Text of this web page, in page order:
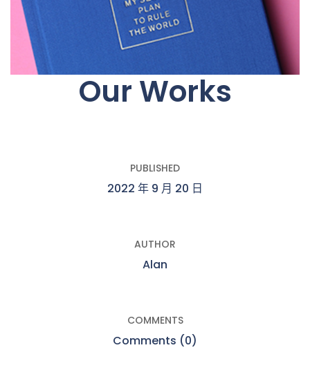
Our Works
PUBLISHED
2022 年 9 月 20 日
AUTHOR
Alan
COMMENTS
Comments (0)